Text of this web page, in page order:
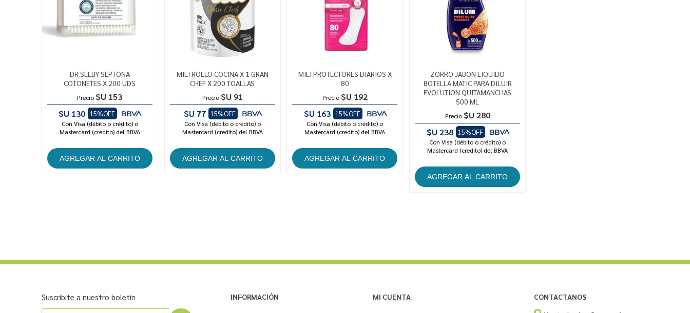
DR SELBY SEPTONA
COTONETES X 200 UDS
Precio $U 153
$U 130 15%OFF
Con Visa (débito o crédito) o
Mastercard (credito) del BBVA
MILI ROLLO COCINA X 1 GRAN
CHEF X 200 TOALLAS
Precio $U 91
$U 77
15%OFF
Con Visa (débito o crédito) o
Mastercard (credito) del BBVA
MILI PROTECTORES DIARIOS X
80
Precio $U 192
$U 163 15%OFF
Con Visa (débito o crédito) o
Mastercard (credito) del BBVA
ZORRO JABON LIQUIDO
BOTELLA MATIC PARA DILUIR
EVOLUTION QUITAMANCHAS
500 ML
Precio $U 280
$U 238 15%OFF
Con Visa (débito o crédito) o
Mastercard (credito) del BBVA
Suscribite a nuestro boletín INFORMACIÓN MI CUENTA CONTACTANOS